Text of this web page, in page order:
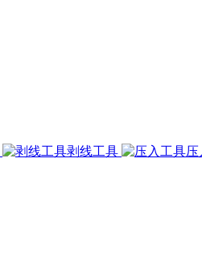
剥线工具 压